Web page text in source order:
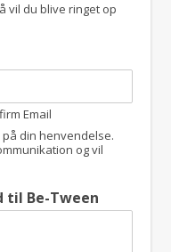
vil du blive ringet op
Email
din henvendelse.
og vil
til Be-Tween